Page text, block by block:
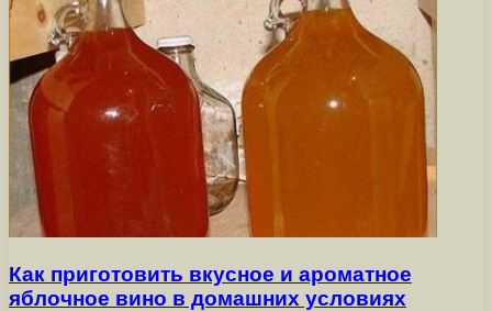
Как приготовить вкусное и ароматное
яблочное вино в домашних условиях